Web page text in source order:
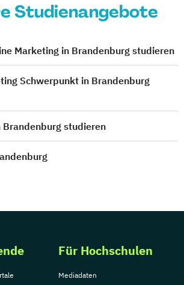
Studienangebote
Marketing in Brandenburg studieren
Schwerpunkt in Brandenburg
Brandenburg studieren
Für Hochschulen
Mediadaten